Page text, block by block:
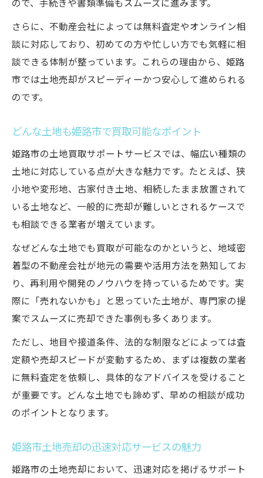
ので、手続きや書類準備もスムーズに進みます。
さらに、不動産会社によっては無料査定やオンライン相
談に対応しており、初めての方や忙しい方でも気軽に相
談できる体制が整っています。これらの理由から、姫路
市では土地売却がスピーディーかつ安心して進められる
のです。
どんな土地も姫路市で買取可能なポイント
姫路市の土地買取サポートサービスでは、幅広い種類の
土地に対応している点が大きな魅力です。たとえば、狭
小地や変形地、古家付き土地、相続したまま放置されて
いる土地など、一般的に売却が難しいとされるケースで
も相談できる業者が増えています。
なぜどんな土地でも買取が可能なのかというと、地域密
着型の不動産会社が地元の需要や活用方法を熟知してお
り、再利用や開発のノウハウを持っているためです。実
際に「売れないかも」と思っていた土地が、専門家の提
案でスムーズに売却できた事例も多くあります。
ただし、地目や接道条件、法的な制限などによっては査
定額や売却スピードが変動するため、まずは複数の業者
に無料査定を依頼し、具体的なアドバイスを受けること
が重要です。どんな土地でも諦めず、早めの相談が成功
のポイントとなります。
姫路市土地売却の迅速対応サービスの魅力
姫路市の土地売却において、迅速対応を掲げるサポート